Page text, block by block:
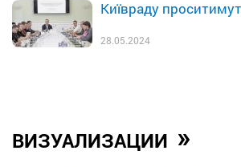
Київраду
28.05.2024
ВИЗУАЛИЗАЦИИ »